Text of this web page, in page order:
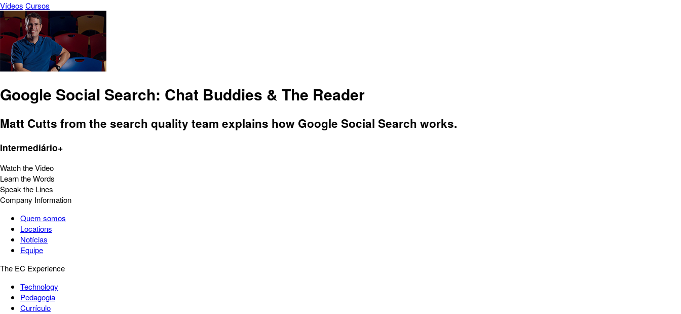
Vídeos Cursos
Google Social Search: Chat Buddies & The Reader
Matt Cutts from the search quality team explains how Google Social Search works.
Intermediário+
Watch the Video
Learn the Words
Speak the Lines
Company Information
Quem somos
Locations
Notícias
Equipe
The EC Experience
Technology
Pedagogia
Currículo